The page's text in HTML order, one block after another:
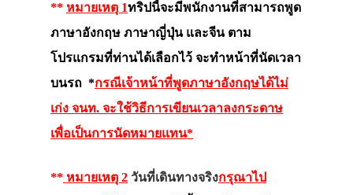
** หมายเหตุ 1ทริปนี้จะมีพนักงานที่สามารถพูด
ภาษาอังกฤษ ภาษาญี่ปุ่น และจีน ตาม
โปรแกรมที่ท่านได้เลือกไว้ จะทำหน้าที่นัดเวลา
บนรถ *กรณีเจ้าหน้าที่พูดภาษาอังกฤษได้ไม่
เก่ง จนท. จะใช้วิธีการเขียนเวลาลงกระดาษ
เพื่อเป็นการนัดหมายแทน*
** หมายเหตุ 2 วันที่เดินทางจริงกรุณาไป